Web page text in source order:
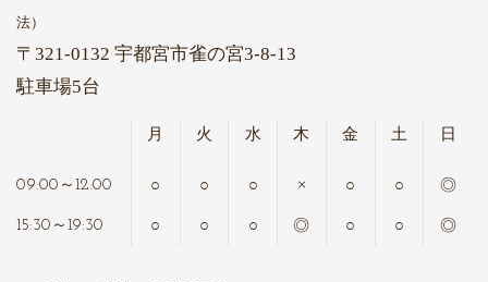
法）
〒321-0132 宇都宮市雀の宮3-8-13
駐車場5台
09:00～12:00
15:30～19:30
月
○
○
火
○
○
水
○
○
木
×
◎
金
○
○
土
○
○
日
◎
◎